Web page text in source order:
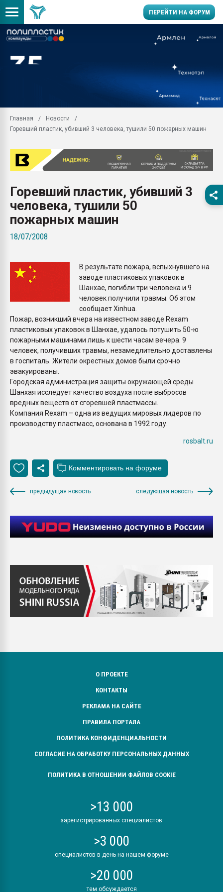
ПЕРЕЙТИ НА ФОРУМ
умельцы изготовили
колонок полностью из
Продажа готового
производство SPC
29.07.2026 ФРП помог
Помощь в подборе
ближайшее
Подмосковье, Москва
ПЕРЕЙТИ НА
Главная
Новости
Горевший пластик, убивший 3 человека, тушили 50 пожарных машин
Горевший пластик, убивший 3
человека, тушили 50
пожарных машин
18/07/2008
В результате пожара, вспыхнувшего на
заводе пластиковых упаковок в
Шанхае, погибли три человека и 9
человек получили травмы. Об этом
сообщает Xinhua.
Пожар, возникший вчера на известном заводе Rexam
пластиковых упаковок в Шанхае, удалось потушить 50-ю
пожарными машинами лишь к шести часам вечера. 9
человек, получивших травмы, незамедлительно доставлены
в госпиталь. Жители окрестных домов были срочно
эвакуированы.
Городская администрация защиты окружающей среды
Шанхая исследует качество воздуха после выбросов
вредных веществ от сгоревшей пластмассы.
Компания Rexam – одна из ведущих мировых лидеров по
производству пластмасс, основана в 1992 году.
rosbalt.ru
предыдущая новость следующая новость
О ПРОЕКТЕ
КОНТАКТЫ
РЕКЛАМА НА САЙТЕ
ПРАВИЛА ПОРТАЛА
ПОЛИТИКА КОНФИДЕНЦИАЛЬНОСТИ
СОГЛАСИЕ НА ОБРАБОТКУ ПЕРСОНАЛЬНЫХ ДАННЫХ
ПОЛИТИКА В ОТНОШЕНИИ ФАЙЛОВ COOKIE
>13 000
зарегистрированных специалистов
>3 000
специалистов в день на нашем форуме
>20 000
тем обсуждается